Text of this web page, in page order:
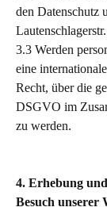
den Datenschutz
3.3 Werden
eine
Recht, über die
DSGVO im
zu werden.
4. Erhebung
Besuch unserer